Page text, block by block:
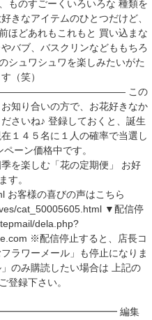
ものすごーくいろいろな 種類を
きなアイテムのひとつだけど、
ほどあれもこれもと 買い込まな
バブ、バスクリンなどももちろ
シュワシュワを楽しみたいがた
（笑）
この
知り合いの方で、お花好きなか
さいね♪ 登録しておくと、誕生
１４５名に１人の確率で当選し
ーン価格中です。
を楽しむ「花の定期便」 お好
す。
お客様の喜びの声はこちら
cat_50005605.html ▼配信停
dela.php?
※配信停止すると、店長コ
ラワーメール」も停止になりま
のみ購読したい場合は 上記の
登録下さい。
編集